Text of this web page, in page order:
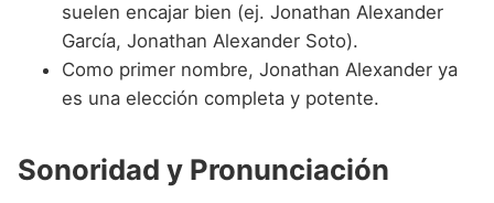
suelen encajar bien (ej. Jonathan Alexander
García, Jonathan Alexander Soto).
Como primer nombre, Jonathan Alexander ya
es una elección completa y potente.
Sonoridad y Pronunciación